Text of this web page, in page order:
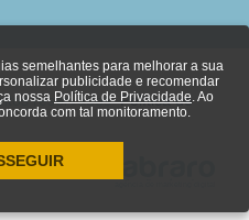
reservados.Política de
semelhantes para melhorar a sua
publicidade e recomendar
nossa Política de Privacidade. Ao
com tal monitoramento.